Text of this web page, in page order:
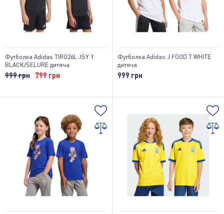
Футболка Adidas TIRO26L JSY Y
BLACK/SELURE дитяча
999 грн 799 грн
Футболка Adidas J FOOD T WHITE
дитяча
999 грн